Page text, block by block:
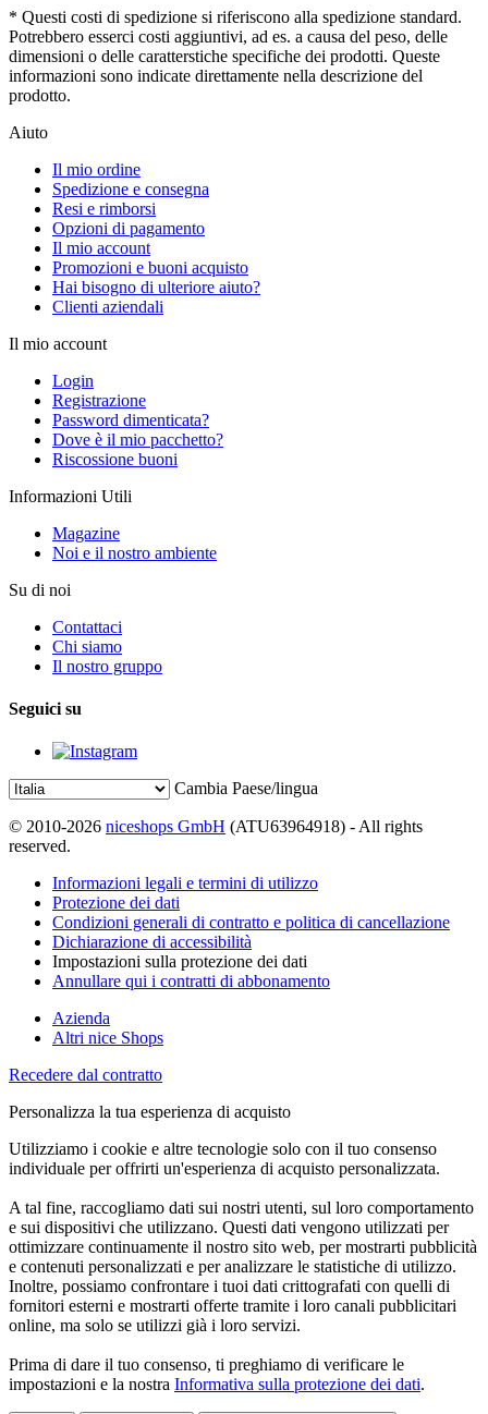
* Questi costi di spedizione si riferiscono alla spedizione standard.
Potrebbero esserci costi aggiuntivi, ad es. a causa del peso, delle
dimensioni o delle caratterstiche specifiche dei prodotti. Queste
informazioni sono indicate direttamente nella descrizione del
prodotto.
Aiuto
Il mio ordine
Spedizione e consegna
Resi e rimborsi
Opzioni di pagamento
Il mio account
Promozioni e buoni acquisto
Hai bisogno di ulteriore aiuto?
Clienti aziendali
Il mio account
Login
Registrazione
Password dimenticata?
Dove è il mio pacchetto?
Riscossione buoni
Informazioni Utili
Magazine
Noi e il nostro ambiente
Su di noi
Contattaci
Chi siamo
Il nostro gruppo
Seguici su
Cambia Paese/lingua
© 2010-2026 niceshops GmbH (ATU63964918) - All rights
reserved.
Informazioni legali e termini di utilizzo
Protezione dei dati
Condizioni generali di contratto e politica di cancellazione
Dichiarazione di accessibilità
Impostazioni sulla protezione dei dati
Annullare qui i contratti di abbonamento
Azienda
Altri nice Shops
Recedere dal contratto
Personalizza la tua esperienza di acquisto
Utilizziamo i cookie e altre tecnologie solo con il tuo consenso
individuale per offrirti un'esperienza di acquisto personalizzata.
A tal fine, raccogliamo dati sui nostri utenti, sul loro comportamento
e sui dispositivi che utilizzano. Questi dati vengono utilizzati per
ottimizzare continuamente il nostro sito web, per mostrarti pubblicità
e contenuti personalizzati e per analizzare le statistiche di utilizzo.
Inoltre, possiamo confrontare i tuoi dati crittografati con quelli di
fornitori esterni e mostrarti offerte tramite i loro canali pubblicitari
online, ma solo se utilizzi già i loro servizi.
Prima di dare il tuo consenso, ti preghiamo di verificare le
impostazioni e la nostra Informativa sulla protezione dei dati.